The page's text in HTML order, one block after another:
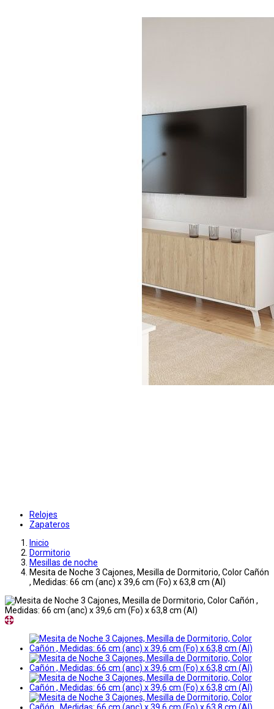
Relojes
Zapateros
Inicio
Dormitorio
Mesillas de noche
Mesita de Noche 3 Cajones, Mesilla de Dormitorio, Color Cañón
, Medidas: 66 cm (anc) x 39,6 cm (Fo) x 63,8 cm (Al)